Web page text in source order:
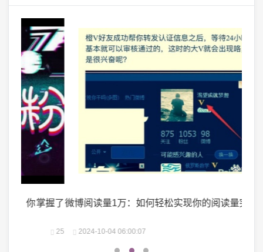
微博阅读量1万：如何轻松实现你的阅读量突破？
2024-10-04 06:00:07